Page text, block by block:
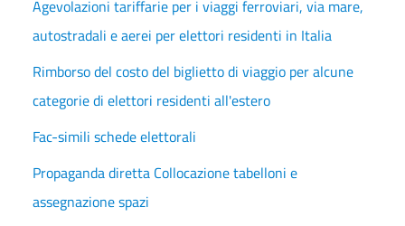
Agevolazioni tariffarie per i viaggi ferroviari, via mare,
autostradali e aerei per elettori residenti in Italia
Rimborso del costo del biglietto di viaggio per alcune
categorie di elettori residenti all'estero
Fac-simili schede elettorali
Propaganda diretta Collocazione tabelloni e
assegnazione spazi